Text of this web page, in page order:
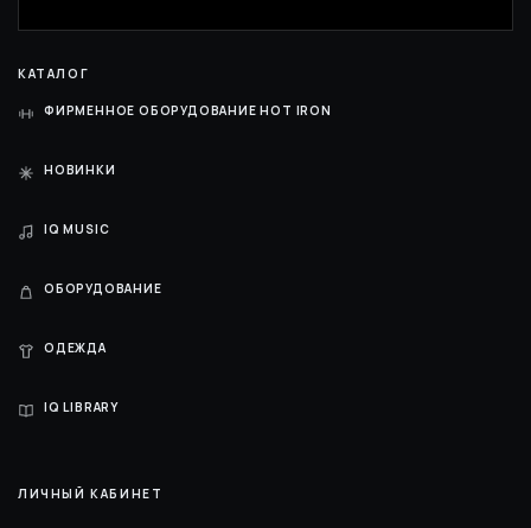
КАТАЛОГ
ФИРМЕННОЕ ОБОРУДОВАНИЕ HOT IRON
НОВИНКИ
IQ MUSIC
ОБОРУДОВАНИЕ
ОДЕЖДА
IQ LIBRARY
ЛИЧНЫЙ КАБИНЕТ